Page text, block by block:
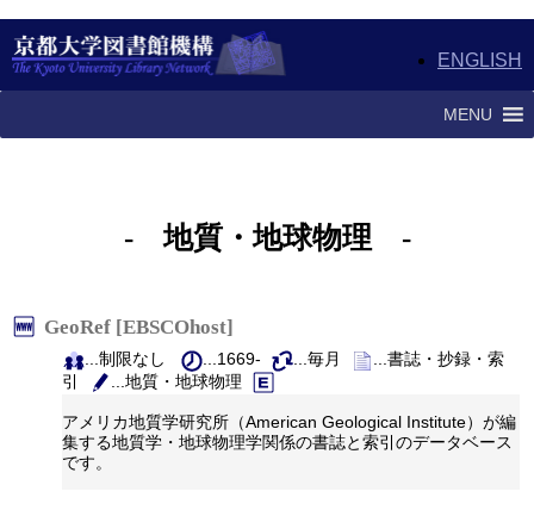
ENGLISH
MENU
- 地質・地球物理 -
GeoRef [EBSCOhost]
...制限なし ...1669- ...毎月
...書誌・抄録・索
引
...地質・地球物理
アメリカ地質学研究所（American Geological Institute）が編
集する地質学・地球物理学関係の書誌と索引のデータベース
です。